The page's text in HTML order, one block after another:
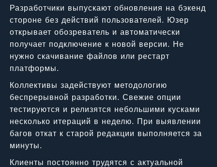
Разработчики выпускают обновления на бэкенд
стороне без действий пользователей. Юзер
открывает обозреватель и автоматически
получает подключение к новой версии. Не
нужно скачивание файлов или рестарт
платформы.
Коллективы задействуют методологию
беспрерывной разработки. Свежие опции
тестируются и релизятся небольшими кусками
несколько итераций в неделю. При выявлении
багов откат к старой редакции выполняется за
минуты.
Клиенты постоянно трудятся с актуальной